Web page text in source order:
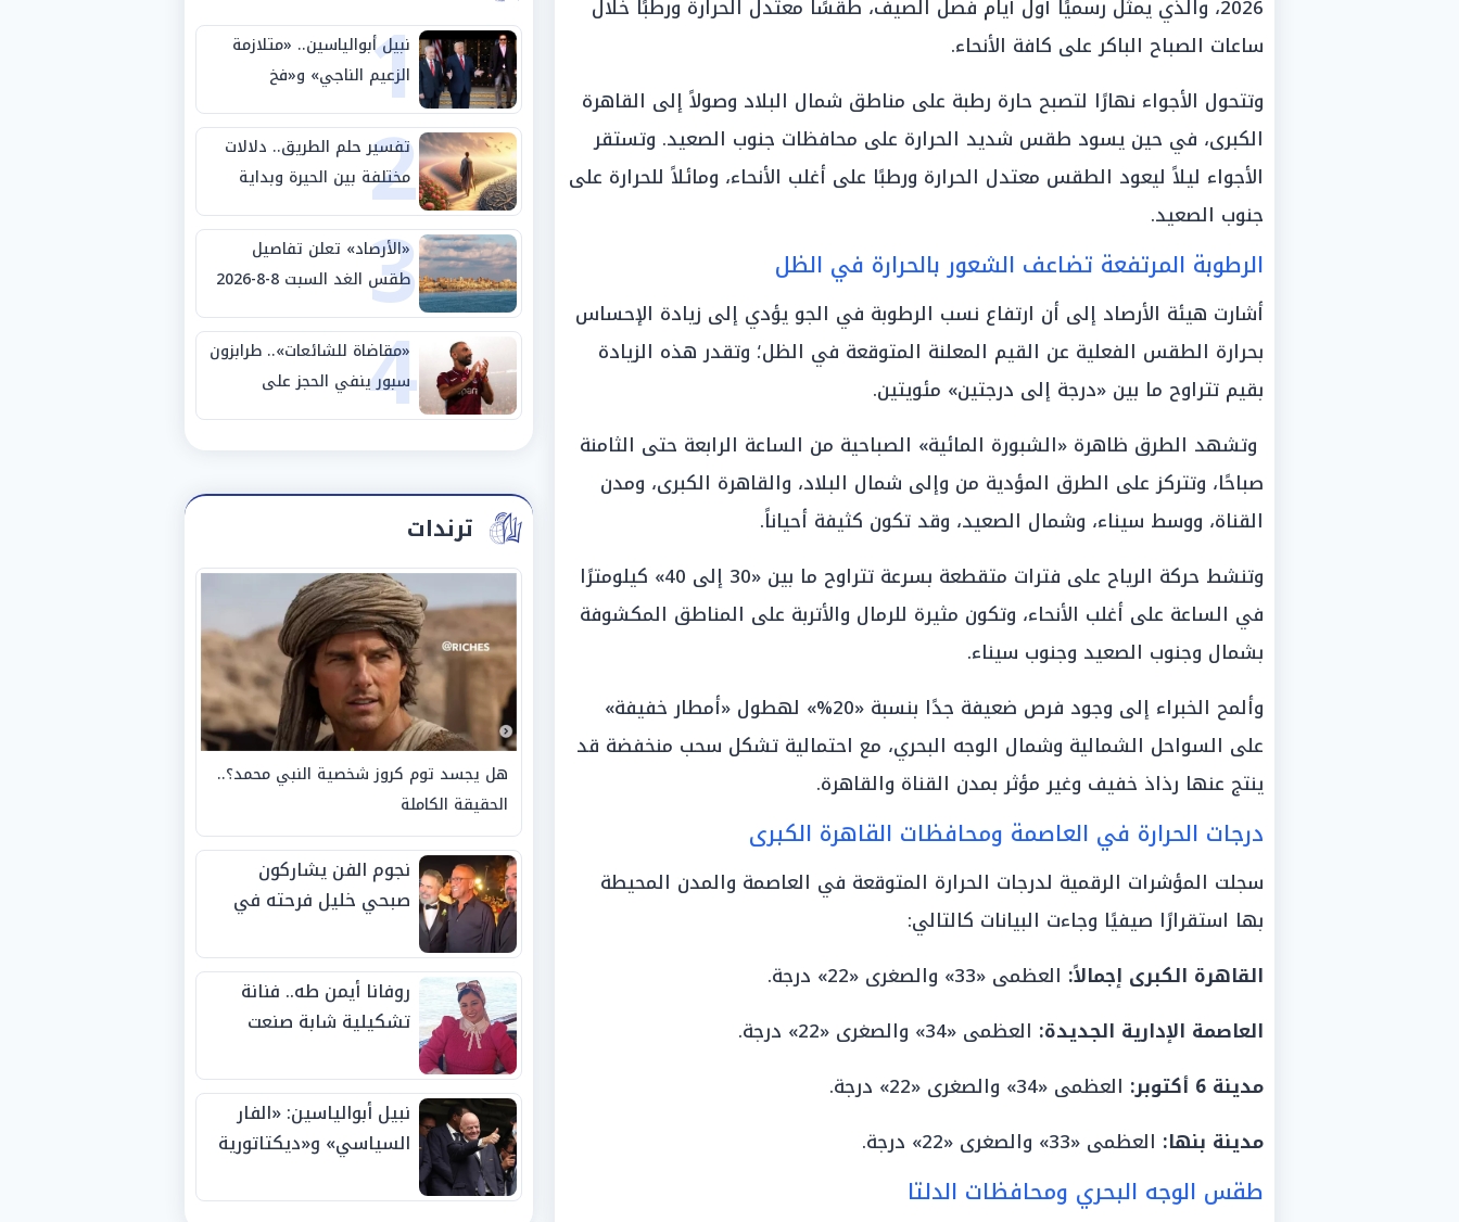
2026، والذي يمثل رسميًا أول أيام فصل الصيف، طقسًا معتدل الحرارة ورطبًا خلال
ساعات الصباح الباكر على كافة الأنحاء.
وتتحول الأجواء نهارًا لتصبح حارة رطبة على مناطق شمال البلاد وصولاً إلى القاهرة
الكبرى، في حين يسود طقس شديد الحرارة على محافظات جنوب الصعيد. وتستقر
الأجواء ليلاً ليعود الطقس معتدل الحرارة ورطبًا على أغلب الأنحاء، ومائلاً للحرارة على
جنوب الصعيد.
الرطوبة المرتفعة تضاعف الشعور بالحرارة في الظل
أشارت هيئة الأرصاد إلى أن ارتفاع نسب الرطوبة في الجو يؤدي إلى زيادة الإحساس
بحرارة الطقس الفعلية عن القيم المعلنة المتوقعة في الظل؛ وتقدر هذه الزيادة
بقيم تتراوح ما بين «درجة إلى درجتين» مئويتين.
وتشهد الطرق ظاهرة «الشبورة المائية» الصباحية من الساعة الرابعة حتى الثامنة
صباحًا، وتتركز على الطرق المؤدية من وإلى شمال البلاد، والقاهرة الكبرى، ومدن
القناة، ووسط سيناء، وشمال الصعيد، وقد تكون كثيفة أحياناً.
وتنشط حركة الرياح على فترات متقطعة بسرعة تتراوح ما بين «30 إلى 40» كيلومترًا
في الساعة على أغلب الأنحاء، وتكون مثيرة للرمال والأتربة على المناطق المكشوفة
بشمال وجنوب الصعيد وجنوب سيناء.
وألمح الخبراء إلى وجود فرص ضعيفة جدًا بنسبة «20%» لهطول «أمطار خفيفة»
على السواحل الشمالية وشمال الوجه البحري، مع احتمالية تشكل سحب منخفضة قد
ينتج عنها رذاذ خفيف وغير مؤثر بمدن القناة والقاهرة.
درجات الحرارة في العاصمة ومحافظات القاهرة الكبرى
سجلت المؤشرات الرقمية لدرجات الحرارة المتوقعة في العاصمة والمدن المحيطة
بها استقرارًا صيفيًا وجاءت البيانات كالتالي:
القاهرة الكبرى إجمالاً: العظمى «33» والصغرى «22» درجة.
العاصمة الإدارية الجديدة: العظمى «34» والصغرى «22» درجة.
مدينة 6 أكتوبر:
العظمى «34» والصغرى «22» درجة.
مدينة بنها: العظمى «33» والصغرى «22» درجة.
طقس الوجه البحري ومحافظات الدلتا
1
نبيل أبوالياسين.. «متلازمة
الزعيم الناجي» و«فخ
الشرعية المزدوجة» وترامب
ينأى بنفسه وحليفه في
«ميتم استراتيجي»
2
تفسير حلم الطريق.. دلالات
مختلفة بين الحيرة وبداية
مرحلة جديدة
3
«الأرصاد» تعلن تفاصيل
طقس الغد السبت 8-8-2026
والظواهر الجوية
4
«مقاضاة للشائعات».. طرابزون
سبور ينفي الحجز على
مستحقات محمد صلاح
ترندات
هل يجسد توم كروز شخصية النبي محمد؟..
الحقيقة الكاملة
نجوم الفن يشاركون
صبحي خليل فرحته في
روفانا أيمن طه.. فنانة
تشكيلية شابة صنعت
الجوائز منذ الصغر
نبيل أبوالياسين: «الفار
السياسي» و«ديكتاتورية
الفيفا».. وإقالة